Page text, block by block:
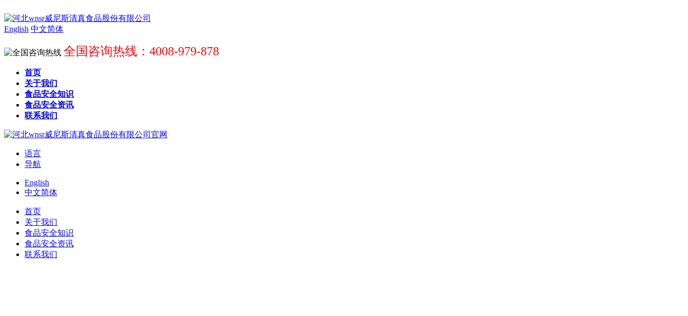
English 中文简体
全国咨询热线：4008-979-878
首页
关于我们
食品安全知识
食品安全资讯
联系我们
语言
导航
English
中文简体
首页
关于我们
食品安全知识
食品安全资讯
联系我们